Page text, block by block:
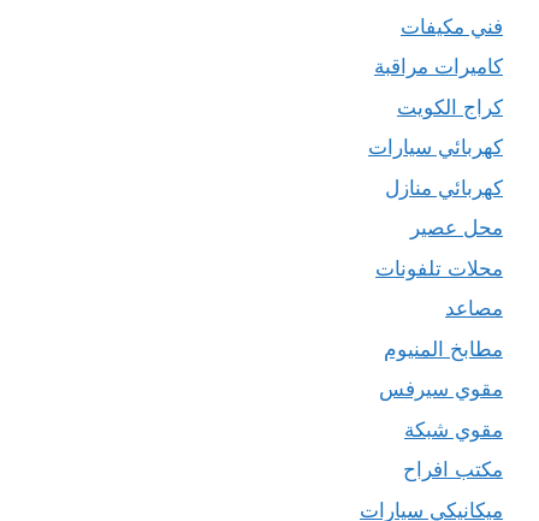
فني مكيفات
كاميرات مراقبة
كراج الكويت
كهربائي سيارات
كهربائي منازل
محل عصير
محلات تلفونات
مصاعد
مطابخ المنيوم
مقوي سيرفس
مقوي شبكة
مكتب افراح
ميكانيكي سيارات